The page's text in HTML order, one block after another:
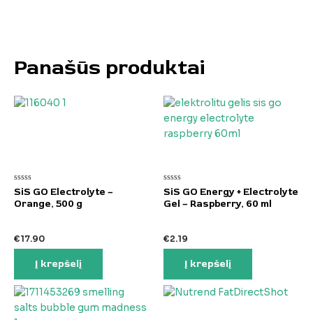
Panašūs produktai
Įvertinimas:
0
iš
SiS GO Electrolyte –
Orange, 500 g
€17.90
Į krepšelį
Įvertinimas:
0
iš
SiS GO Energy + Electrolyte
Gel – Raspberry, 60 ml
€2.19
Į krepšelį